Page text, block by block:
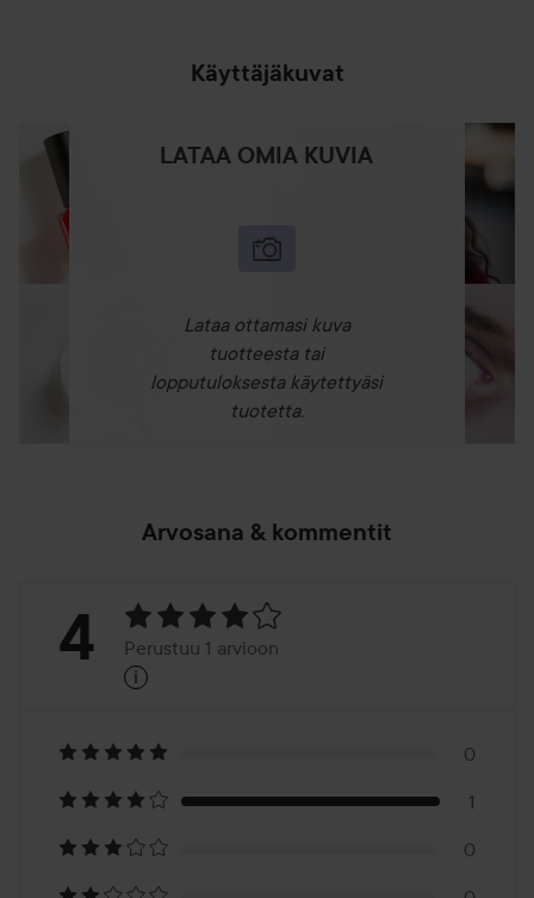
Käyttäjäkuvat
LATAA OMIA KUVIA
Lataa ottamasi kuva
tuotteesta tai
lopputuloksesta käytettyäsi
tuotetta.
Arvosana & kommentit
Arvosana:
Perustuu
1
arvioon
4 Perustuu 1 arvioon
i
0
1
0